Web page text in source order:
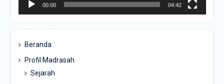
00:00 04:42
Beranda
Profil Madrasah
Sejarah